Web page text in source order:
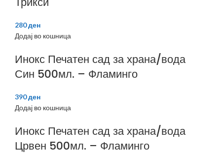
280ден
Додај во кошница
Инокс Печатен сад за храна/вода
Син 500мл. – Фламинго
390ден
Додај во кошница
Инокс Печатен сад за храна/вода
Црвен 500мл. – Фламинго